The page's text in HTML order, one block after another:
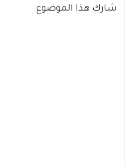
شارك هذا الموضوع